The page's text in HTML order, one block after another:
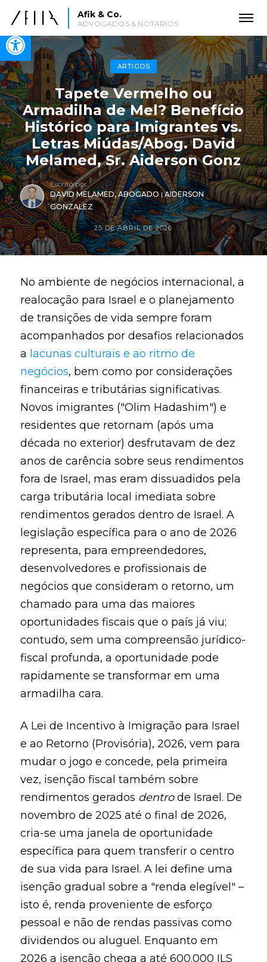
Open toolbar
Afik & Co.
ADVOGADOS & NOTÁRIOS
ARTIGOS
Tapete Vermelho ou
Armadilha de Mel? Benefício
Histórico para Imigrantes vs.
Letras Miúdas/Abog. David
Melamed, Sr. Aiderson Gonz
Escrito por
DAVID MELAMED, ABOGADO|AIDERSON
GONZALEZ
25 DE ABRIL DE 2026
No ambiente de negócios internacional, a
realocação para Israel e o planejamento
de transições de vida sempre foram
acompanhados por desafios relacionados
a lacunas culturais e ao ritmo de
negócios, bem como por considerações
financeiras e tributárias significativas.
Novos imigrantes ("Olim Hadashim") e
residentes que retornam (após uma
década no exterior) desfrutavam de dez
anos de carência sobre seus rendimentos
fora de Israel, mas eram dissuadidos pela
carga tributária local imediata sobre
rendimentos gerados dentro de Israel. A
legislação específica para o ano de 2026
representa, para empreendedores,
desenvolvedores e profissionais de
negócios que consideram o retorno, um
chamado para uma das maiores
oportunidades fiscais que o país já viu;
contudo, sem uma compreensão jurídico-
fiscal profunda, a oportunidade pode
rapidamente se transformar em uma
armadilha cara.
A Lei de Incentivo à Imigração para Israel
e ao Retorno (Provisória), 2026, vem para
mudar o jogo e concede, pela primeira
vez, isenção fiscal também sobre
rendimentos gerados dentrode Israel. De
novembro de 2025 até o final de 2026,
cria-se uma janela de oportunidade
específica para quem transferir o centro
de sua vida para Israel. A lei define uma
isenção gradual sobre a "renda elegível" –
isto é, renda proveniente de esforço
pessoal e não de rendas passivas como
dividendos ou aluguel. Enquanto em
2026 a isenção chega a até 600.000 ILS